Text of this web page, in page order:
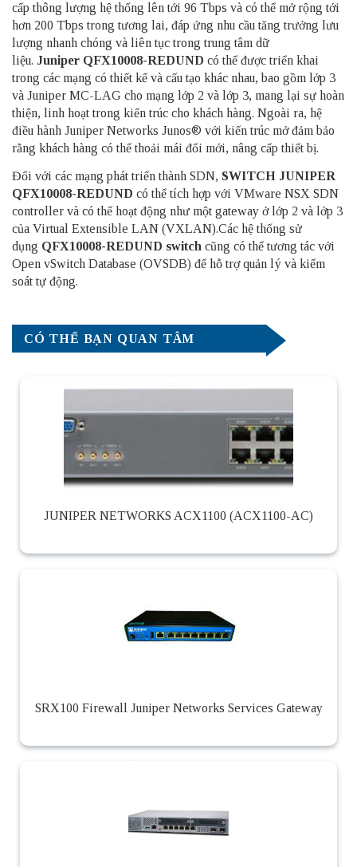
cấp thông lượng hệ thống lên tới 96 Tbps và có thể mở rộng tới
hơn 200 Tbps trong tương lai, đáp ứng nhu cầu tăng trưởng lưu
lượng nhanh chóng và liên tục trong trung tâm dữ
liệu. Juniper QFX10008-REDUND có thể được triển khai
trong các mạng có thiết kế và cấu tạo khác nhau, bao gồm lớp 3
và Juniper MC-LAG cho mạng lớp 2 và lớp 3, mang lại sự hoàn
thiện, linh hoạt trong kiến ​​trúc cho khách hàng. Ngoài ra, hệ
điều hành Juniper Networks Junos® với kiến ​​trúc mở đảm bảo
rằng khách hàng có thể thoải mái đổi mới, nâng cấp thiết bị.
Đối với các mạng phát triển thành SDN, SWITCH JUNIPER
QFX10008-REDUND có thể tích hợp với VMware NSX SDN
controller và có thể hoạt động như một gateway ở lớp 2 và lớp 3
của Virtual Extensible LAN (VXLAN).Các hệ thống sử
dụng QFX10008-REDUND switch cũng có thể tương tác với
Open vSwitch Database (OVSDB) để hỗ trợ quản lý và kiểm
soát tự động.
CÓ THỂ BẠN QUAN TÂM
JUNIPER NETWORKS ACX1100 (ACX1100-AC)
SRX100 Firewall Juniper Networks Services Gateway